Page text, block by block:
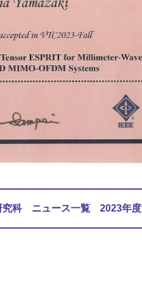
究科 ニュース一覧 2023年度